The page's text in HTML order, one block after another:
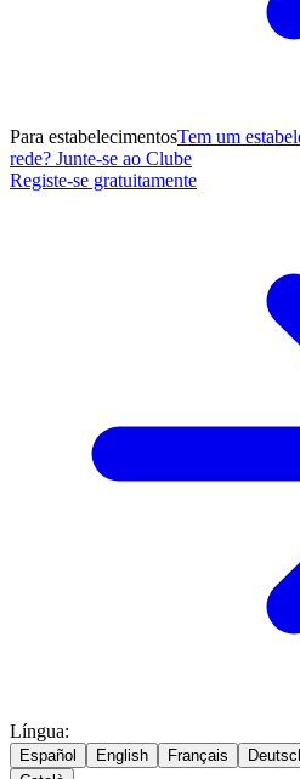
Para estabelecimentosTem um
rede? Junte-se ao Clube
Registe-se gratuitamente
Língua:
Español English Français